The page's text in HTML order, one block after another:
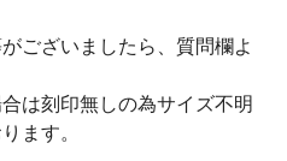
ございましたら、質問欄よ
は刻印無しの為サイズ不明
ます。